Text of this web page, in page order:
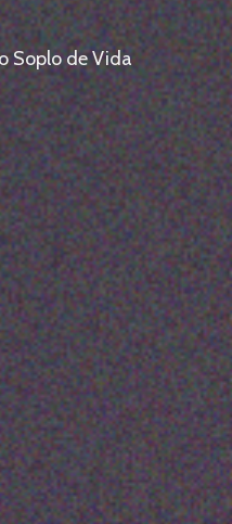
Soplo de Vida